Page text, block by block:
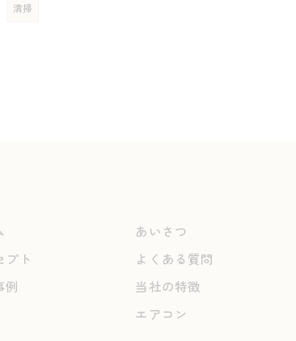
清掃
プト
例
あいさつ
よくある質問
当社の特徴
エアコン